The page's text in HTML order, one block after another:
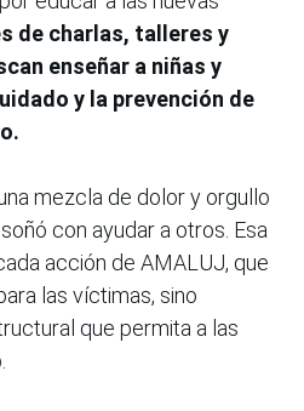
de charlas, talleres y
enseñar a niñas y
y la prevención de
mezcla de dolor y orgullo
con ayudar a otros. Esa
acción de AMALUJ, que
las víctimas, sino
que permita a las